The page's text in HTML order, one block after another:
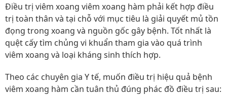
Điều trị viêm xoang viêm xoang hàm phải kết hợp điều
trị toàn thân và tại chỗ với mục tiêu là giải quyết mủ tồn
đọng trong xoang và nguồn gốc gây bệnh. Tốt nhất là
quệt cấy tìm chủng vi khuẩn tham gia vào quá trình
viêm xoang và loại kháng sinh thích hợp.
Theo các chuyên gia Y tế, muốn điều trị hiệu quả bệnh
viêm xoang hàm cần tuân thủ đúng phác đồ điều trị sau: